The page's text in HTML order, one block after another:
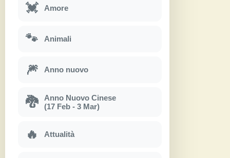
💓 Amore
🐾 Animali
🎆 Anno nuovo
🐉
Anno Nuovo Cinese
(17 Feb - 3 Mar)
🔥 Attualità